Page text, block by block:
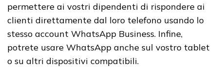
permettere ai vostri dipendenti di rispondere ai
clienti direttamente dal loro telefono usando lo
stesso account WhatsApp Business. Infine,
potrete usare WhatsApp anche sul vostro tablet
o su altri dispositivi compatibili.